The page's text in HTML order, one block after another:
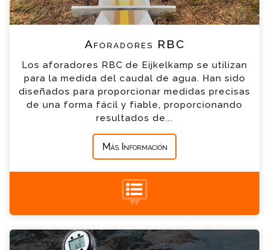
Aforadores RBC
Los aforadores RBC de Eijkelkamp se utilizan
para la medida del caudal de agua. Han sido
diseñados para proporcionar medidas precisas
de una forma fácil y fiable, proporcionando
resultados de...
Más Información
Empresa
Mensaje
*
+34 935 900 007
Sonda de caudal Consulta
Por favor completa el formulario, un miembro